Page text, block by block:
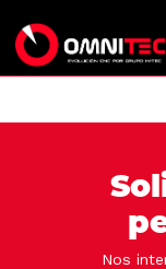
Nos